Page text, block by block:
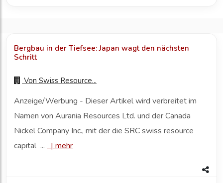
Bergbau in der Tiefsee: Japan wagt den nächsten
Schritt
Von Swiss Resource...
Anzeige/Werbung - Dieser Artikel wird verbreitet im
Namen von Aurania Resources Ltd. und der Canada
Nickel Company Inc., mit der die SRC swiss resource
capital ...
| mehr